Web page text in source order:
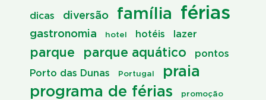
dicas diversão família férias
gastronomia hotel hotéis lazer
parque parque aquático
pontos
Porto das Dunas
Portugal
praia
programa de férias
promoção